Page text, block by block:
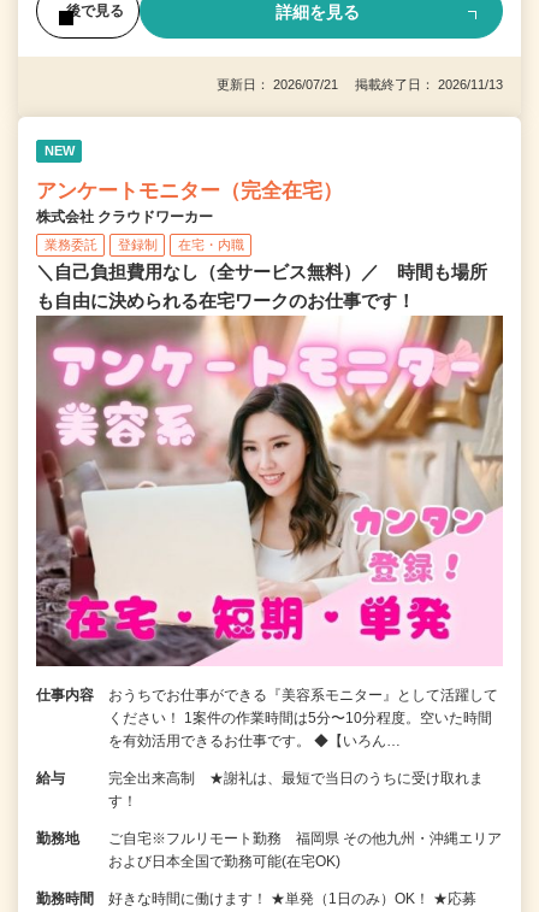
後で見る 詳細を見る
更新日： 2026/07/21 掲載終了日： 2026/11/13
NEW
アンケートモニター（完全在宅）
株式会社 クラウドワーカー
業務委託 登録制 在宅・内職
＼自己負担費用なし（全サービス無料）／ 時間も場所
も自由に決められる在宅ワークのお仕事です！
仕事内容
おうちでお仕事ができる『美容系モニター』として活躍して
ください！ 1案件の作業時間は5分〜10分程度。空いた時間
を有効活用できるお仕事です。 ◆【いろん…
給与
完全出来高制 ★謝礼は、最短で当日のうちに受け取れま
す！
勤務地
ご自宅※フルリモート勤務 福岡県 その他九州・沖縄エリア
および日本全国で勤務可能(在宅OK)
勤務時間
好きな時間に働けます！ ★単発（1日のみ）OK！ ★応募